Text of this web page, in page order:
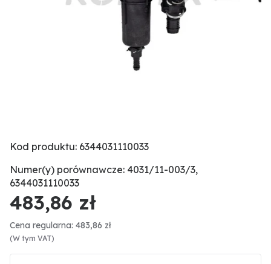
Kod produktu: 6344031110033
Numer(y) porównawcze: 4031/11-003/3,
6344031110033
483,86 zł
Cena regularna: 483,86 zł
(W tym VAT)